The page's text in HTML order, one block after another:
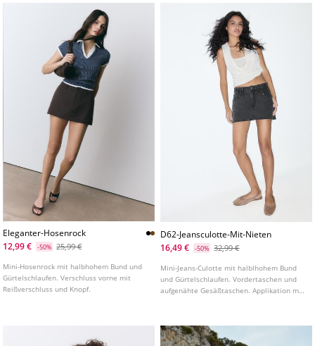
Eleganter-Hosenrock
12,99 €
-50% 25,99 €
Mini-Hosenrock mit halbhohem Bund und
Gürtelschlaufen. Verschluss vorne mit
Reißverschluss und Knopf.
D62-Jeansculotte-Mit-Nieten
16,49 €
-50% 32,99 €
Mini-Jeans-Culotte mit halblhohem Bund
und Gürtelschlaufen. Vordertaschen und
aufgenähte Gesäßtaschen. Applikation mit